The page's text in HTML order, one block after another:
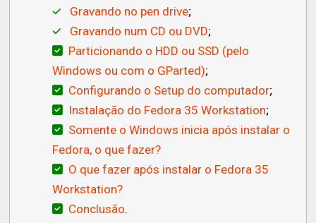
Gravando no pen drive;
Gravando num CD ou DVD;
Particionando o HDD ou SSD (pelo
Windows ou com o GParted);
Configurando o Setup do computador;
Instalação do Fedora 35 Workstation;
Somente o Windows inicia após instalar o
Fedora, o que fazer?
O que fazer após instalar o Fedora 35
Workstation?
Conclusão.